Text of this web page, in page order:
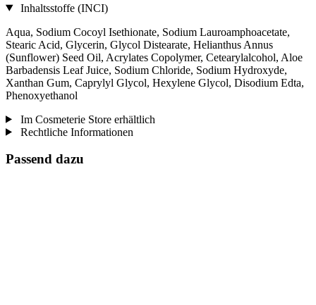
Inhaltsstoffe (INCI)
Aqua, Sodium Cocoyl Isethionate, Sodium Lauroamphoacetate,
Stearic Acid, Glycerin, Glycol Distearate, Helianthus Annus
(Sunflower) Seed Oil, Acrylates Copolymer, Cetearylalcohol, Aloe
Barbadensis Leaf Juice, Sodium Chloride, Sodium Hydroxyde,
Xanthan Gum, Caprylyl Glycol, Hexylene Glycol, Disodium Edta,
Phenoxyethanol
Im Cosmeterie Store erhältlich
Rechtliche Informationen
Passend dazu